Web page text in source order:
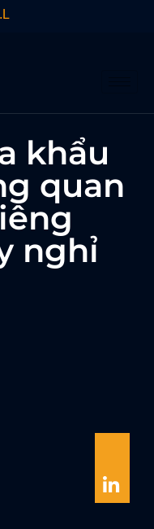
khẩu
quan
nghỉ